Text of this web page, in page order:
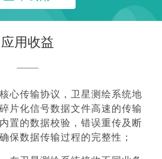
应用收益
心传输协议，卫星测绘系统地
片化信号数据文件高速的传输
置的数据校验，错误重传及断
保数据传输过程的完整性；